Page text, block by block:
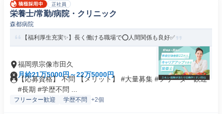
正社員
栄養士/常勤/病院・クリニック
森都病院
【福利厚生充実✨】長く働ける職場で⭕️人間関係も良好✅️
福岡県宗像市田久
月給21万5000円～22万5000円
【応募資格】 不問 【メリット】 #大量募集 #フリーター歓迎
#長期 #学歴不問 ...
フリーター歓迎 学歴不問 +2個